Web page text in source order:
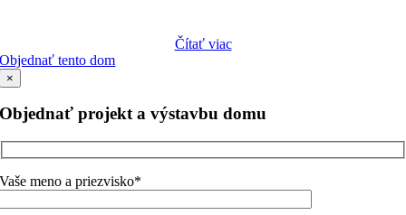
Čítať viac
Objednať tento dom
×
Objednať projekt a výstavbu domu
Vaše meno a priezvisko*